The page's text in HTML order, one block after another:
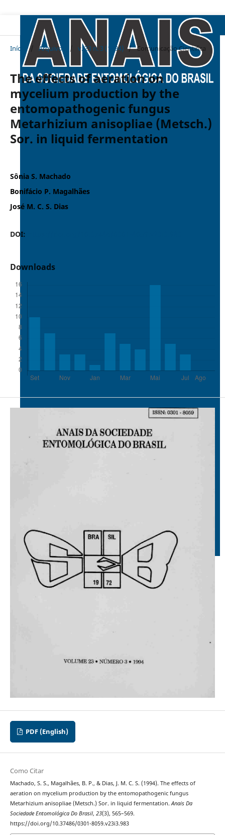
Início / Arquivos / v. 23 n. 3 (1994) / Comunicação Cientifica
The effects of aeration on
mycelium production by the
entomopathogenic fungus
Metarhizium anisopliae (Metsch.)
Sor. in liquid fermentation
Sônia S. Machado
Bonifácio P. Magalhães
José M. C. S. Dias
DOI:
Downloads
PDF (English)
Como Citar
Machado, S. S., Magalhães, B. P., & Dias, J. M. C. S. (1994). The effects of
aeration on mycelium production by the entomopathogenic fungus
Metarhizium anisopliae (Metsch.) Sor. in liquid fermentation. Anais Da
Sociedade Entomológica Do Brasil, 23(3), 565–569.
https://doi.org/10.37486/0301-8059.v23i3.983